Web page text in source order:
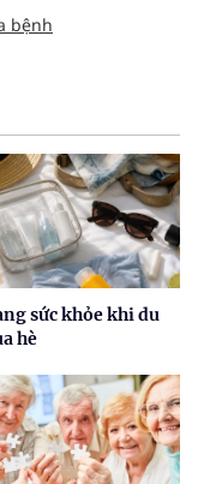
bệnh
sức khỏe khi du
hè